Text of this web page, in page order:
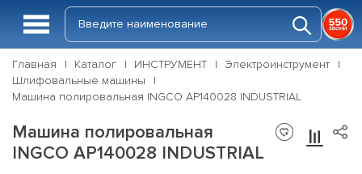
Главная Каталог ИНСТРУМЕНТ
Электроинструмент
Шлифовальные машины
Машина полировальная INGCO AP140028 INDUSTRIAL
Машина полировальная
INGCO AP140028 INDUSTRIAL